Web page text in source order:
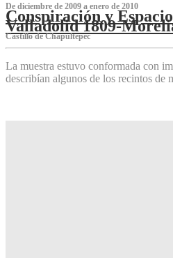
De diciembre de 2009 a enero de 2010
Conspiración y
Valladolid 1809-
Castillo de Chapultepec
La muestra estuvo conformada con
describían algunos de los recintos de